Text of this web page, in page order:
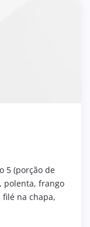
5 (porção de
polenta, frango
na chapa,